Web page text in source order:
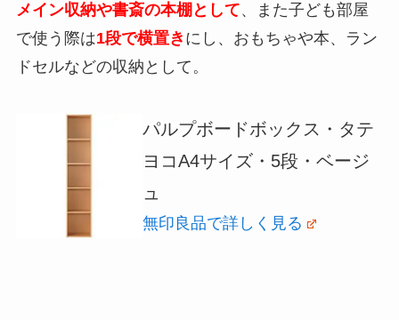
メイン収納や書斎の本棚として、また子ども部屋
で使う際は1段で横置き にし、おもちゃや本、ラン
ドセルなどの収納として。
パルプボードボックス・タテ
ヨコA4サイズ・5段・ベージ
ュ
無印良品で詳しく見る